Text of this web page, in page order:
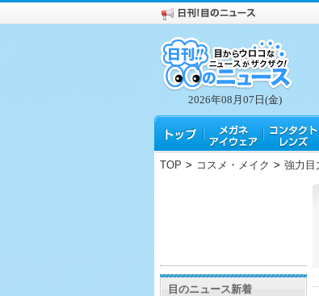
2026年08月07日(金)
TOP > コスメ・メイク > 強力目
目のニュース新着